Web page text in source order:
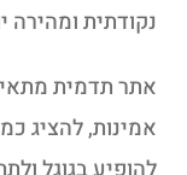
נקודתית ומהירה
אתר תדמית
אמינות, להציג